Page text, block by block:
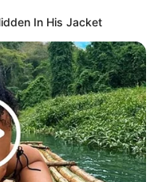
In His Jacket